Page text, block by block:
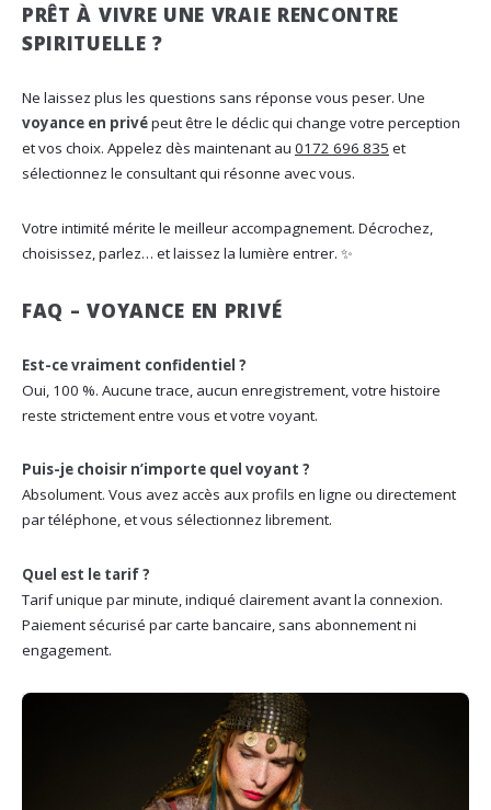
PRÊT À VIVRE UNE VRAIE RENCONTRE
SPIRITUELLE ?
Ne laissez plus les questions sans réponse vous peser. Une
voyance en privépeut être le déclic qui change votre perception
et vos choix. Appelez dès maintenant au 0172 696 835 et
sélectionnez le consultant qui résonne avec vous.
Votre intimité mérite le meilleur accompagnement. Décrochez,
choisissez, parlez… et laissez la lumière entrer. ✨
FAQ – VOYANCE EN PRIVÉ
Est-ce vraiment confidentiel ?
Oui, 100 %. Aucune trace, aucun enregistrement, votre histoire
reste strictement entre vous et votre voyant.
Puis-je choisir n’importe quel voyant ?
Absolument. Vous avez accès aux profils en ligne ou directement
par téléphone, et vous sélectionnez librement.
Quel est le tarif ?
Tarif unique par minute, indiqué clairement avant la connexion.
Paiement sécurisé par carte bancaire, sans abonnement ni
engagement.